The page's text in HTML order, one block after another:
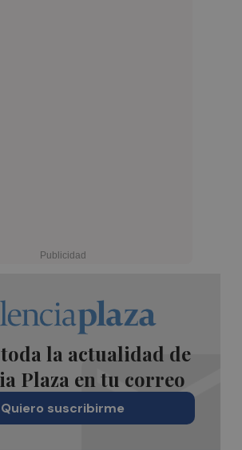
la actualidad de
Plaza en tu correo
Quiero suscribirme